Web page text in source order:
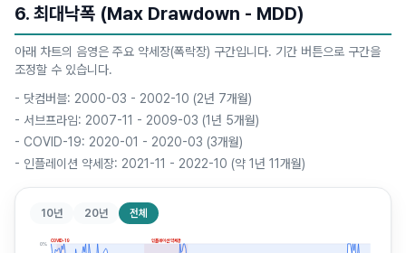
6. 최대낙폭 (Max Drawdown - MDD)
아래 차트의 음영은 주요 약세장(폭락장) 구간입니다. 기간 버튼으로 구간을
조정할 수 있습니다.
- 닷컴버블: 2000-03 - 2002-10 (2년 7개월)
- 서브프라임: 2007-11 - 2009-03 (1년 5개월)
- COVID-19: 2020-01 - 2020-03 (3개월)
- 인플레이션 약세장: 2021-11 - 2022-10 (약 1년 11개월)
10년 20년 전체
COVID-19 인플레이션 약세장
0%